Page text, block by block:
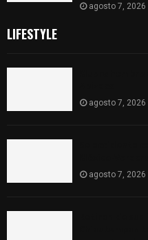
agosto 7, 2026
LIFESTYLE
agosto 7, 2026
agosto 7, 2026